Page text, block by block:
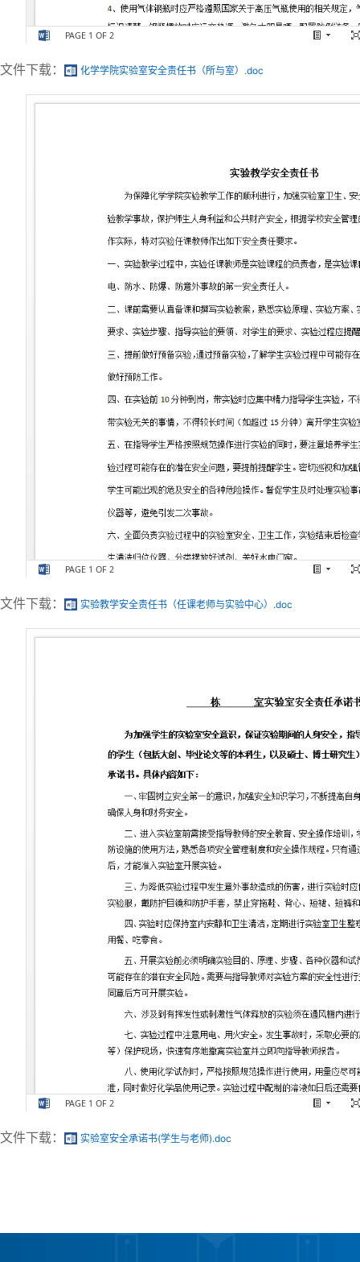
文件下载： 化学学院实验室安全责任书（所与室）.doc
文件下载： 实验教学安全责任书（任课老师与实验中心）.doc
文件下载： 实验室安全承诺书(学生与老师).doc